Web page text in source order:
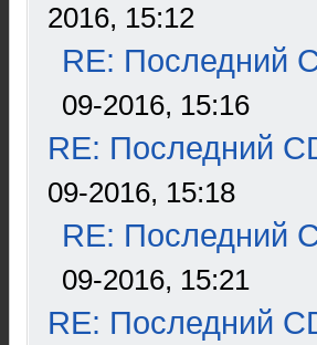
2016, 15:12
RE: Последний
09-2016, 15:16
RE: Последний
09-2016, 15:18
RE: Последний
09-2016, 15:21
RE: Последний